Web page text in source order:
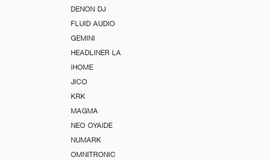
DENON DJ
FLUID AUDIO
GEMINI
HEADLINER LA
iHOME
JICO
KRK
MAGMA
NEO OYAIDE
NUMARK
OMNITRONIC